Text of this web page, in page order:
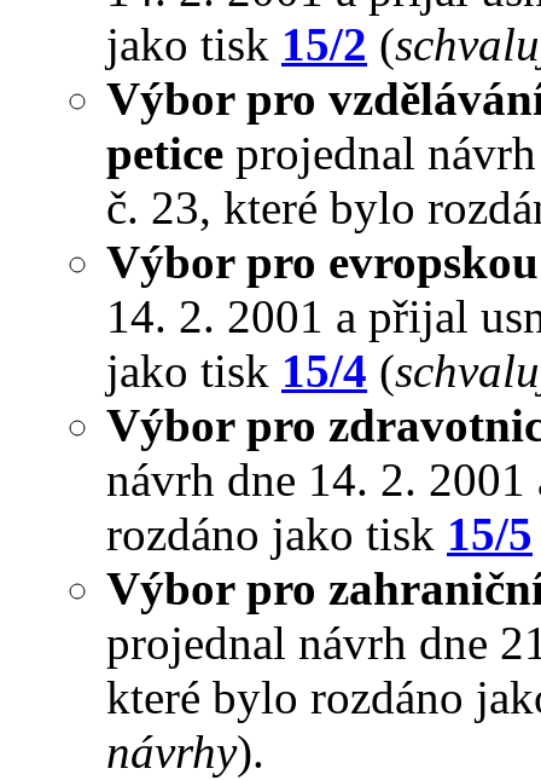
jako tisk 15/2 (
Výbor pro
petice projednal
č. 23, které bylo
Výbor pro
14. 2. 2001 a přijal
jako tisk 15/4 (
Výbor pro
návrh dne 14. 2.
rozdáno jako tisk 15/5
Výbor pro
projednal návrh dne
které bylo rozdáno
návrhy).